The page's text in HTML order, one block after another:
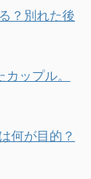
？別れた後
ップル。
何が目的？